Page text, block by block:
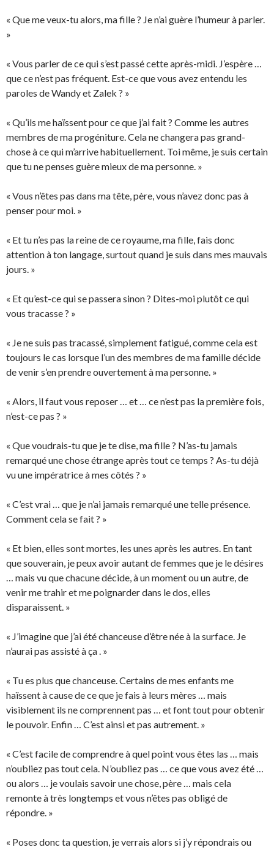
« Que me veux-tu alors, ma fille ? Je n’ai guère l’humeur à parler.
»
« Vous parler de ce qui s’est passé cette après-midi. J’espère …
que ce n’est pas fréquent. Est-ce que vous avez entendu les
paroles de Wandy et Zalek ? »
« Qu’ils me haïssent pour ce que j’ai fait ? Comme les autres
membres de ma progéniture. Cela ne changera pas grand-
chose à ce qui m’arrive habituellement. Toi même, je suis certain
que tu ne penses guère mieux de ma personne. »
« Vous n’êtes pas dans ma tête, père, vous n’avez donc pas à
penser pour moi. »
« Et tu n’es pas la reine de ce royaume, ma fille, fais donc
attention à ton langage, surtout quand je suis dans mes mauvais
jours. »
« Et qu’est-ce qui se passera sinon ? Dites-moi plutôt ce qui
vous tracasse ? »
« Je ne suis pas tracassé, simplement fatigué, comme cela est
toujours le cas lorsque l’un des membres de ma famille décide
de venir s’en prendre ouvertement à ma personne. »
« Alors, il faut vous reposer … et … ce n’est pas la première fois,
n’est-ce pas ? »
« Que voudrais-tu que je te dise, ma fille ? N’as-tu jamais
remarqué une chose étrange après tout ce temps ? As-tu déjà
vu une impératrice à mes côtés ? »
« C’est vrai … que je n’ai jamais remarqué une telle présence.
Comment cela se fait ? »
« Et bien, elles sont mortes, les unes après les autres. En tant
que souverain, je peux avoir autant de femmes que je le désires
… mais vu que chacune décide, à un moment ou un autre, de
venir me trahir et me poignarder dans le dos, elles
disparaissent. »
« J’imagine que j’ai été chanceuse d’être née à la surface. Je
n’aurai pas assisté à ça . »
« Tu es plus que chanceuse. Certains de mes enfants me
haïssent à cause de ce que je fais à leurs mères … mais
visiblement ils ne comprennent pas … et font tout pour obtenir
le pouvoir. Enfin … C’est ainsi et pas autrement. »
« C’est facile de comprendre à quel point vous êtes las … mais
n’oubliez pas tout cela. N’oubliez pas … ce que vous avez été …
ou alors … je voulais savoir une chose, père … mais cela
remonte à très longtemps et vous n’êtes pas obligé de
répondre. »
« Poses donc ta question, je verrais alors si j’y répondrais ou